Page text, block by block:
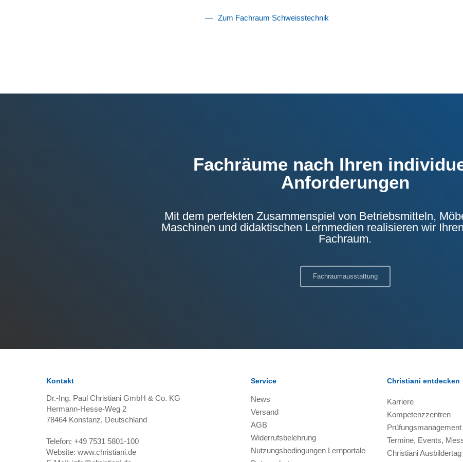
Zum Fachraum Schweisstechnik
Fachräume nach Ihren
Anforderungen
Mit dem perfekten Zusammenspiel von Betriebsmitteln,
Maschinen und didaktischen Lernmedien realisieren wir
Fachraum.
Fachraumausstattung
Kontakt
Dr.-Ing. Paul Christiani GmbH & Co. KG
Hermann-Hesse-Weg 2
78464 Konstanz, Deutschland
Telefon: +49 7531 5801-100
Website: www.christiani.de
Service
News
Versand
AGB
Widerrufsbelehrung
Nutzungsbedingungen Lernportale
Christiani entdecken
Karriere
Kompetenzzentren
Prüfungsmanagement
Termine, Events,
Christiani Ausbildertag